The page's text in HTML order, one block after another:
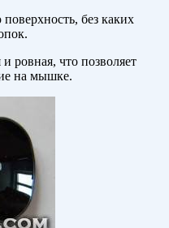
без каких
ровная, что позволяет
на мышке.